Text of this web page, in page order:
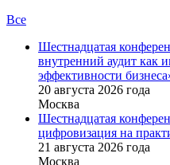
Все
Шестнадцатая
внутренний аудит как
эффективности
20 августа 2026 года
Москва
Шестнадцатая
цифровизация на
21 августа 2026 года
Москва